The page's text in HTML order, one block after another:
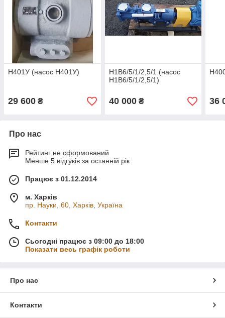
Н401У (насос Н401У)
29 600 ₴
Н1В6/5/1/2,5/1 (насос
Н1В6/5/1/2,5/1)
40 000₴ 36
Про нас
Рейтинг не сформований
Менше 5 відгуків за останній рік
Працює з 01.12.2014
м. Харків
пр. Науки, 60, Харків, Україна
Контакти
Сьогодні працює з 09:00 до 18:00
Показати весь графік роботи
Про нас
Контакти